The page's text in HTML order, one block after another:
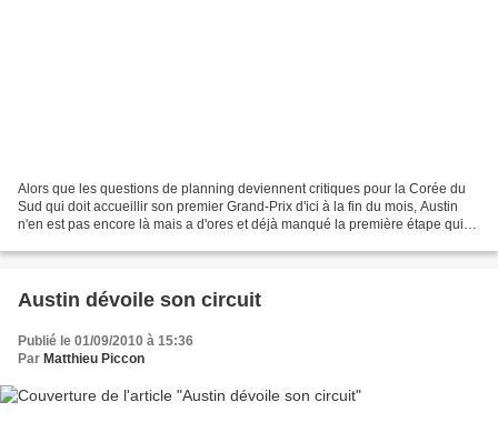
Alors que les questions de planning deviennent critiques pour la Corée du
Sud qui doit accueillir son premier Grand-Prix d'ici à la fin du mois, Austin
n'en est pas encore là mais a d'ores et déjà manqué la première étape qui
Austin dévoile son circuit
Publié le 01/09/2010 à 15:36
Par Matthieu Piccon